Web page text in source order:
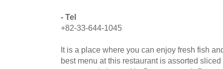
- Tel
+82-33-644-1045
It is a place where you can enjoy fresh fish
best menu at this restaurant is assorted